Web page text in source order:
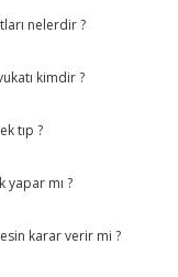
nelerdir ?
kimdir ?
tıp ?
yapar mı ?
karar verir mi ?